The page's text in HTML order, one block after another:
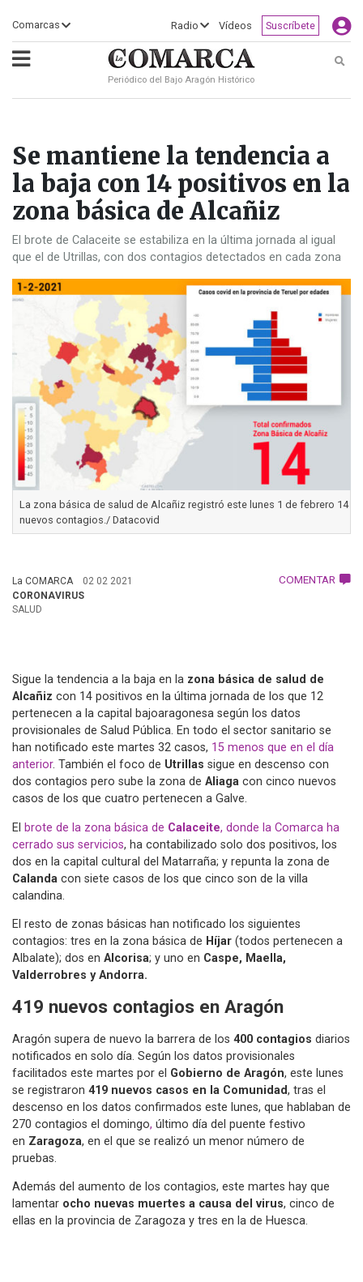
Comarcas Radio Vídeos Suscríbete
Periódico del Bajo Aragón Histórico
Se mantiene la tendencia a
la baja con 14 positivos en la
zona básica de Alcañiz
El brote de Calaceite se estabiliza en la última jornada al igual
que el de Utrillas, con dos contagios detectados en cada zona
La zona básica de salud de Alcañiz registró este lunes 1 de febrero 14
nuevos contagios./ Datacovid
La COMARCA 02 02 2021 COMENTAR
CORONAVIRUS
SALUD
Sigue la tendencia a la baja en la zona básica de salud de
Alcañiz con 14 positivos en la última jornada de los que 12
pertenecen a la capital bajoaragonesa según los datos
provisionales de Salud Pública. En todo el sector sanitario se
han notificado este martes 32 casos, 15 menos que en el día
anterior. También el foco de Utrillas sigue en descenso con
dos contagios pero sube la zona de Aliaga con cinco nuevos
casos de los que cuatro pertenecen a Galve.
El brote de la zona básica de Calaceite, donde la Comarca ha
cerrado sus servicios, ha contabilizado solo dos positivos, los
dos en la capital cultural del Matarraña; y repunta la zona de
Calanda con siete casos de los que cinco son de la villa
calandina.
El resto de zonas básicas han notificado los siguientes
contagios: tres en la zona básica de Híjar (todos pertenecen a
Albalate); dos en Alcorisa; y uno en Caspe, Maella,
Valderrobres y Andorra.
419 nuevos contagios en Aragón
Aragón supera de nuevo la barrera de los 400 contagios diarios
notificados en solo día. Según los datos provisionales
facilitados este martes por el Gobierno de Aragón, este lunes
se registraron 419 nuevos casos en la Comunidad, tras el
descenso en los datos confirmados este lunes, que hablaban de
270 contagios el domingo, último día del puente festivo
en Zaragoza, en el que se realizó un menor número de
pruebas.
Además del aumento de los contagios, este martes hay que
lamentar ocho nuevas muertes a causa del virus, cinco de
ellas en la provincia de Zaragoza y tres en la de Huesca.